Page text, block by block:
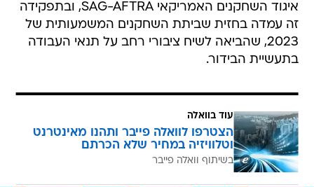
איגוד השחקנים האמריקאי SAG-AFTRA, ובתפקידה
זה עמדה בחזית שביתת השחקנים המשמעותית של
2023, שהביאה לשיח ציבורי רחב על תנאי העבודה
בתעשיית הבידור.
עוד בוואלה
הצטרפו לוואלה פייבר ותהנו מאינטרנט
וטלוויזיה במחיר שלא הכרתם
בשיתוף וואלה פייבר